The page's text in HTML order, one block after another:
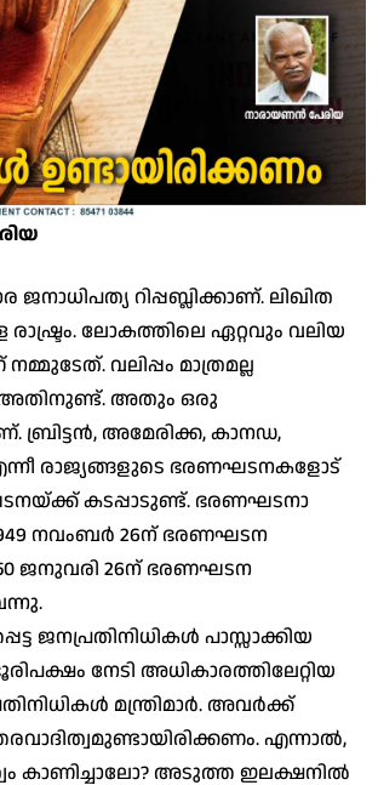
ജനാധിപത്യ റിപ്പബ്ലിക്കാണ്. ലിഖിത
ലോകത്തിലെ ഏറ്റവും വലിയ
വലിപ്പം മാത്രമല്ല
അതിനുണ്ട്. അതും ഒരു
അമേരിക്ക, കാനഡ,
രാജ്യങ്ങളുടെ ഭരണഘടനകളോട്
കടപ്പാടുണ്ട്. ഭരണഘടനാ
നവംബര്‍ 26ന് ഭരണഘടന
ജനുവരി 26ന് ഭരണഘടന
ജനപ്രതിനിധികള്‍ പാസ്സാക്കിയ
നേടി അധികാരത്തിലേറ്റിയ
പ്രതിനിധികള്‍ മന്ത്രിമാര്‍. അവര്‍ക്ക്
എന്നാല്‍,
കാണിച്ചാലോ? അടുത്ത ഇലക്ഷനില്‍